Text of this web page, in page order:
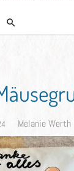
Author
Melanie Werth